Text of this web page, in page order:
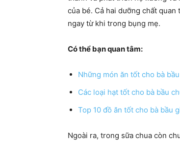
của bé. Cả hai dưỡng chất
ngay từ khi trong bụng mẹ.
Có thể bạn quan tâm:
Những món ăn tốt cho bà
Các loại hạt tốt cho bà bầu
Top 10 đồ ăn tốt cho bà bầu
Ngoài ra, trong sữa chua còn